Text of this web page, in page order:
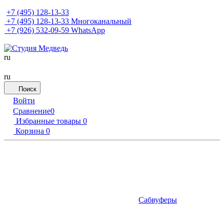
+7 (495) 128-13-33
+7 (495) 128-13-33 Многоканальный
+7 (926) 532-09-59 WhatsApp
ru
ru
Поиск
Войти
Сравнение0
Избранные товары 0
Корзина 0
Сабвуферы